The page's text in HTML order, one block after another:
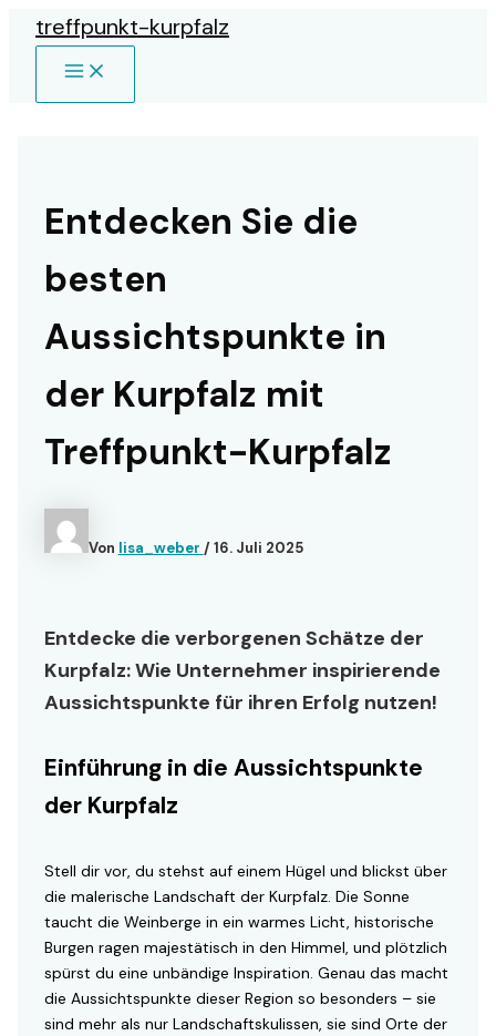
Zum
Inhalt
springen
treffpunkt-kurpfalz
MAIN
Entdecken Sie die
besten
Aussichtspunkte in
der Kurpfalz mit
Treffpunkt-Kurpfalz
Von lisa_weber /16. Juli 2025
Entdecke die verborgenen Schätze der
Kurpfalz: Wie Unternehmer inspirierende
Aussichtspunkte für ihren Erfolg nutzen!
Einführung in die Aussichtspunkte
der Kurpfalz
Stell dir vor, du stehst auf einem Hügel und blickst über
die malerische Landschaft der Kurpfalz. Die Sonne
taucht die Weinberge in ein warmes Licht, historische
Burgen ragen majestätisch in den Himmel, und plötzlich
spürst du eine unbändige Inspiration. Genau das macht
die Aussichtspunkte dieser Region so besonders – sie
sind mehr als nur Landschaftskulissen, sie sind Orte der